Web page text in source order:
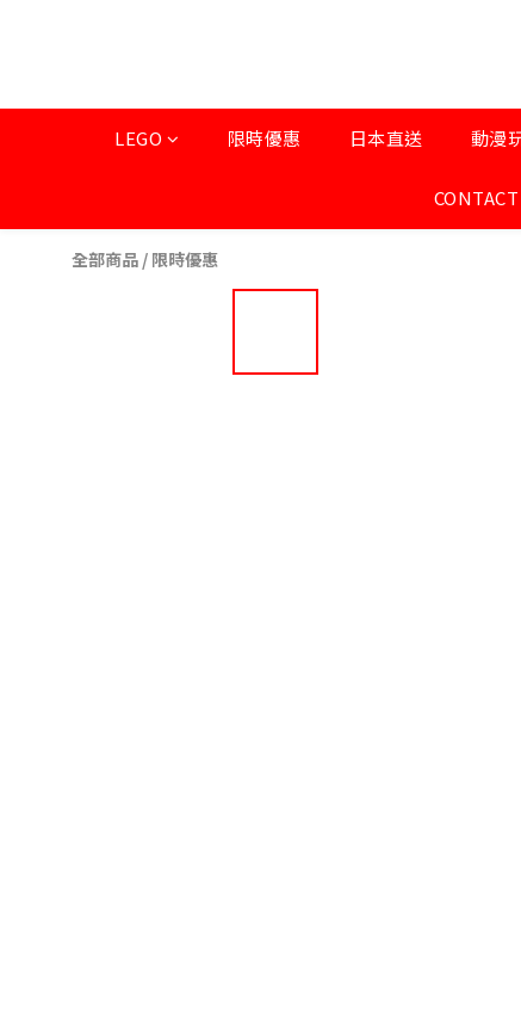
LEGO 限時優惠 日本直送 動漫
全部商品 / 限時優惠